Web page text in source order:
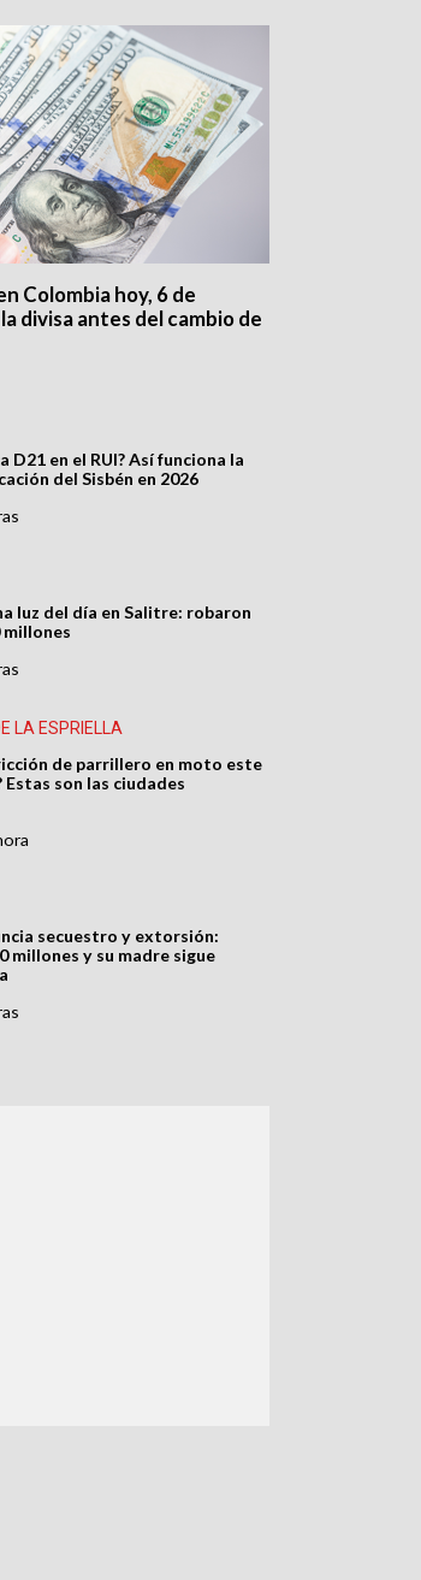
Colombia hoy, 6 de
divisa antes del cambio de
D21 en el RUI? Así funciona la
del Sisbén en 2026
luz del día en Salitre: robaron
millones
LA ESPRIELLA
de parrillero en moto este
Estas son las ciudades
secuestro y extorsión:
millones y su madre sigue